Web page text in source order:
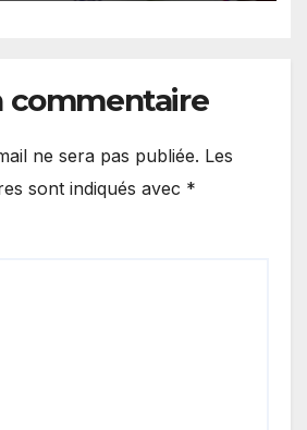
commentaire
ne sera pas publiée. Les
sont indiqués avec *